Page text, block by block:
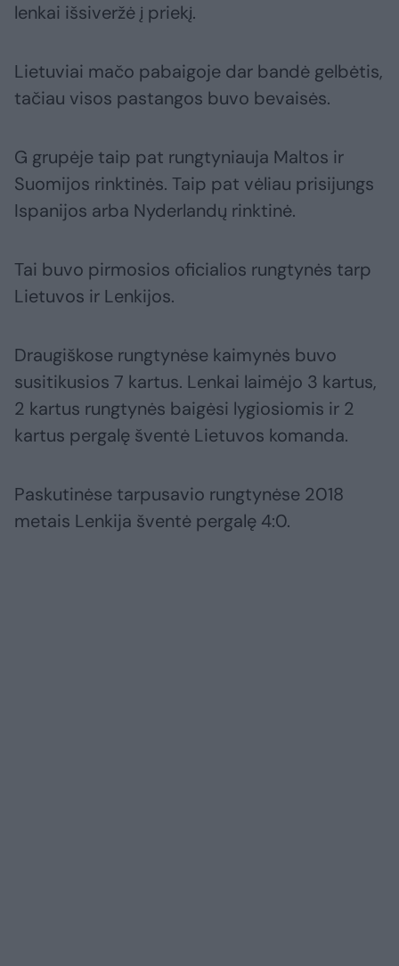
lenkai išsiveržė į priekį.
Lietuviai mačo pabaigoje dar bandė gelbėtis,
tačiau visos pastangos buvo bevaisės.
G grupėje taip pat rungtyniauja Maltos ir
Suomijos rinktinės. Taip pat vėliau prisijungs
Ispanijos arba Nyderlandų rinktinė.
Tai buvo pirmosios oficialios rungtynės tarp
Lietuvos ir Lenkijos.
Draugiškose rungtynėse kaimynės buvo
susitikusios 7 kartus. Lenkai laimėjo 3 kartus,
2 kartus rungtynės baigėsi lygiosiomis ir 2
kartus pergalę šventė Lietuvos komanda.
Paskutinėse tarpusavio rungtynėse 2018
metais Lenkija šventė pergalę 4:0.